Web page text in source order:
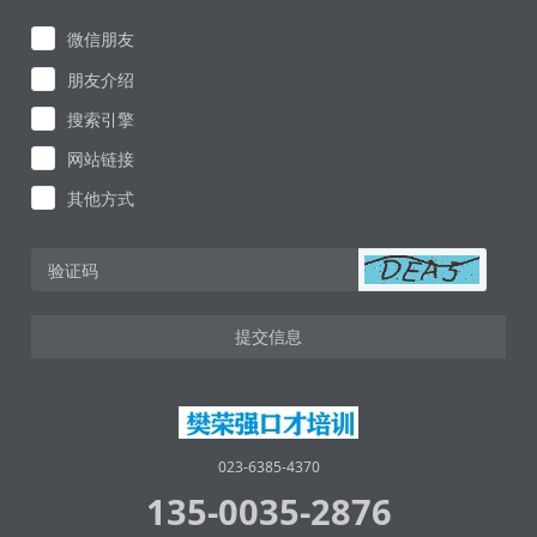
微信朋友
朋友介绍
搜索引擎
网站链接
其他方式
提交信息
023-6385-4370
135-0035-2876